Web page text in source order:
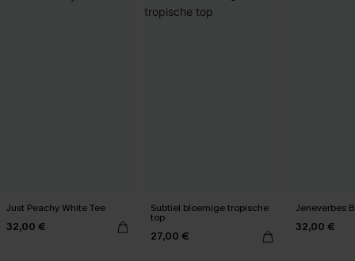
Just Peachy White Tee
32,00 €
Subtiel bloemige tropische
top
27,00 €
Jeneverbes
32,00 €